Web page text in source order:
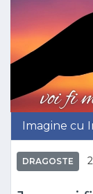
Imagine cu
DRAGOSTE